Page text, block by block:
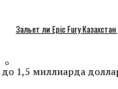
Зальет ли Epic Fury
1,5 миллиарда